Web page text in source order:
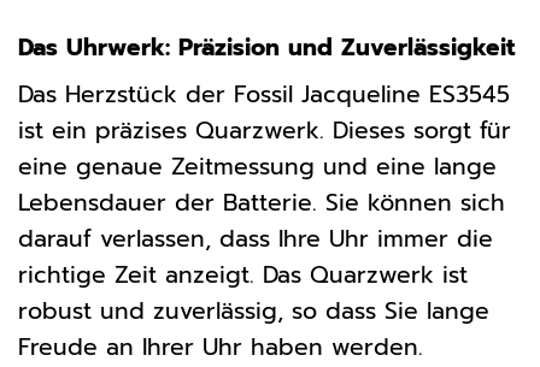
Das Uhrwerk: Präzision und Zuverlässigkeit
Das Herzstück der Fossil Jacqueline ES3545
ist ein präzises Quarzwerk. Dieses sorgt für
eine genaue Zeitmessung und eine lange
Lebensdauer der Batterie. Sie können sich
darauf verlassen, dass Ihre Uhr immer die
richtige Zeit anzeigt. Das Quarzwerk ist
robust und zuverlässig, so dass Sie lange
Freude an Ihrer Uhr haben werden.